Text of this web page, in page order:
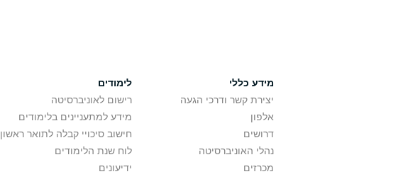
מידע כללי
יצירת קשר ודרכי הגעה
אלפון
דרושים
נהלי האוניברסיטה
מכרזים
לימודים
רישום לאוניברסיטה
מידע למתעניינים בלימודים
חישוב סיכויי קבלה לתואר ראשון
לוח שנת הלימודים
ידיעונים